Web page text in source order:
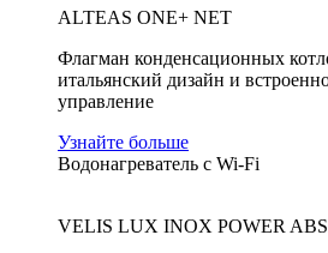
ALTEAS ONE+ NET
Флагман конденсационных
итальянский дизайн и
управление
Узнайте больше
Водонагреватель с Wi-Fi
VELIS LUX INOX POWER